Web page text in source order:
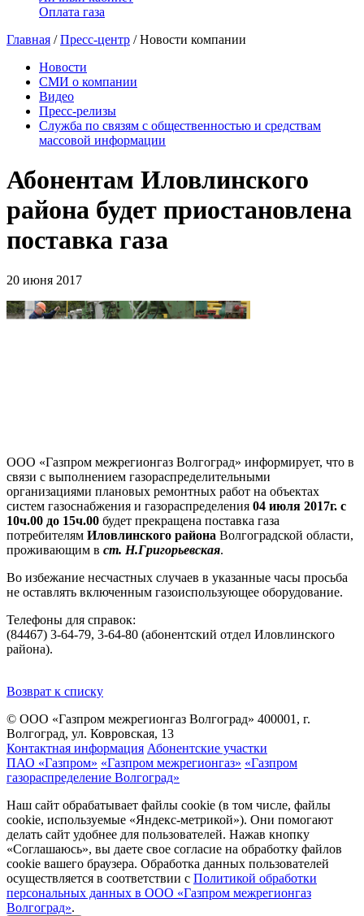
Оплата газа
Главная /Пресс-центр / Новости компании
Новости
СМИ о компании
Видео
Пресс-релизы
Служба по связям с общественностью и средствам
массовой информации
Абонентам Иловлинского
района будет приостановлена
поставка газа
20 июня 2017
ООО «Газпром межрегионгаз Волгоград» информирует, что в
связи с выполнением газораспределительными
организациями плановых ремонтных работ на объектах
систем газоснабжения и газораспределения 04 июля 2017г. с
10ч.00 до 15ч.00 будет прекращена поставка газа
потребителям Иловлинского района Волгоградской области,
проживающим в ст. Н.Григорьевская.
Во избежание несчастных случаев в указанные часы просьба
не оставлять включенным газоиспользующее оборудование.
Телефоны для справок:
(84467) 3-64-79, 3-64-80 (абонентский отдел Иловлинского
района).
Возврат к списку
© ООО «Газпром межрегионгаз Волгоград» 400001, г.
Волгоград, ул. Ковровская, 13
Контактная информация Абонентские участки
ПАО «Газпром» «Газпром межрегионгаз» «Газпром
газораспределение Волгоград»
Наш сайт обрабатывает файлы cookie (в том числе, файлы
cookie, используемые «Яндекс-метрикой»). Они помогают
делать сайт удобнее для пользователей. Нажав кнопку
«Соглашаюсь», вы даете свое согласие на обработку файлов
cookie вашего браузера. Обработка данных пользователей
осуществляется в соответствии с Политикой обработки
персональных данных в ООО «Газпром межрегионгаз
Волгоград».